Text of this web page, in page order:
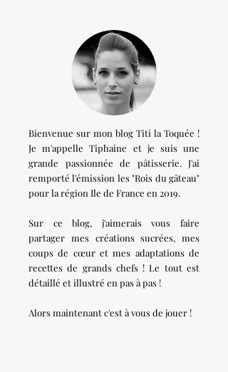
Bienvenue sur mon blog Titi la Toquée !
Je m'appelle Tiphaine et je suis une
grande passionnée de pâtisserie. J'ai
remporté l'émission les "Rois du gâteau"
pour la région Ile de France en 2019.
Sur ce blog, j'aimerais vous faire
partager mes créations sucrées, mes
coups de cœur et mes adaptations de
recettes de grands chefs ! Le tout est
détaillé et illustré en pas à pas !
Alors maintenant c'est à vous de jouer !